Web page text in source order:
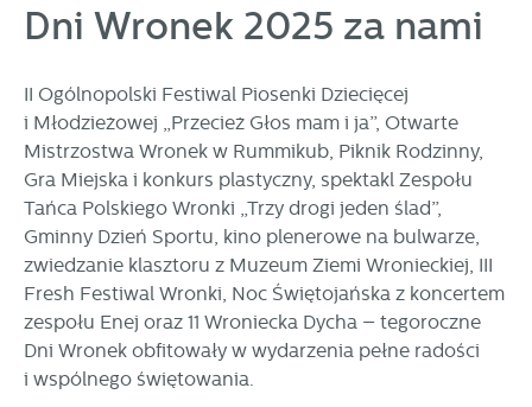
Dni Wronek 2025 za nami
II Ogólnopolski Festiwal Piosenki Dziecięcej
i Młodzieżowej „Przecież Głos mam i ja”, Otwarte
Mistrzostwa Wronek w Rummikub, Piknik Rodzinny,
Gra Miejska i konkurs plastyczny, spektakl Zespołu
Tańca Polskiego Wronki „Trzy drogi jeden ślad”,
Gminny Dzień Sportu, kino plenerowe na bulwarze,
zwiedzanie klasztoru z Muzeum Ziemi Wronieckiej, III
Fresh Festiwal Wronki, Noc Świętojańska z koncertem
zespołu Enej oraz 11 Wroniecka Dycha – tegoroczne
Dni Wronek obfitowały w wydarzenia pełne radości
i wspólnego świętowania.
Tego typu pliki cookies umożliwiają stronie internetowej
prezentowanych treści.
Dzięki tym plikom cookies możemy zapewnić Ci większy
komfort korzystania z funkcjonalności naszej strony poprzez
dopasowanie jej do Twoich indywidualnych preferencji.
Wyrażenie zgody na funkcjonalne i personalizacyjne pliki
cookies gwarantuje dostępność większej ilości funkcji na
stronie.
Analityczne
Analityczne pliki cookies pomagają nam rozwijać się i
dostosowywać do Twoich potrzeb.
Cookies analityczne pozwalają na uzyskanie informacji w
zakresie wykorzystywania witryny internetowej, miejsca oraz
częstotliwości, z jaką odwiedzane są nasze serwisy www.
Dane pozwalają nam na ocenę naszych serwisów
Więcej
Reklamowe